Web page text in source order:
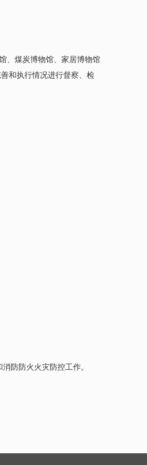
、煤炭博物馆、家居博物馆
和执行情况进行督察、检
防防火火灾防控工作。